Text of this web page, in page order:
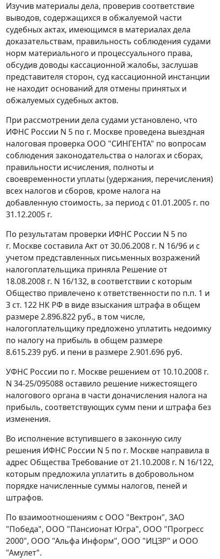
Изучив материалы дела, проверив соответствие
выводов, содержащихся в обжалуемой части
судебных актах, имеющимся в материалах дела
доказательствам, правильность соблюдения судами
норм материального и процессуального права,
обсудив доводы кассационной жалобы, заслушав
представителя сторон, суд кассационной инстанции
не находит оснований для отмены принятых и
обжалуемых судебных актов.
При рассмотрении дела судами установлено, что
ИФНС России N 5 по г. Москве проведена выездная
налоговая проверка ООО "СИНГЕНТА" по вопросам
соблюдения законодательства о налогах и сборах,
правильности исчисления, полноты и
своевременности уплаты (удержания, перечисления)
всех налогов и сборов, кроме налога на
добавленную стоимость, за период с 01.01.2005 г. по
31.12.2005 г.
По результатам проверки ИФНС России N 5 по
г. Москве составила Акт от 30.06.2008 г. N 16/96 и с
учетом представленных письменных возражений
налогоплательщика приняла Решение от
18.08.2008 г. N 16/132, в соответствии с которым
Общество привлечено к ответственности по п.п. 1 и
3 ст. 122 НК РФ в виде взыскания штрафа в общем
размере 2.896.822 руб., в том числе,
налогоплательщику предложено уплатить недоимку
по налогу на прибыль в общем размере
8.615.239 руб. и пени в размере 2.901.696 руб.
УФНС России по г. Москве решением от 10.10.2008 г.
N 34-25/095088 оставило решение нижестоящего
налогового органа в части доначисления налога на
прибыль, соответствующих сумм пени и штрафа без
изменения.
Во исполнение вступившего в законную силу
решения ИФНС России N 5 по г. Москве направила в
адрес Общества Требование от 21.10.2008 г. N 16/122,
которым предложила уплатить в добровольном
порядке начисленные суммы налогов, пеней и
штрафов.
По взаимоотношениям с ООО "Вектрон", ЗАО
"Победа", ООО "Пансионат Югра", ООО "Прогресс
2000", ООО "Альфа Информ", ООО "ИЦЗР" и ООО
"Амулет".